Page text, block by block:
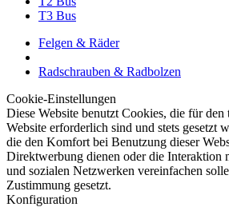
T3 Bus
Felgen & Räder
Radschrauben & Radbolzen
Cookie-Einstellungen
Diese Website benutzt Cookies, die für den
Website erforderlich sind und stets gesetzt
die den Komfort bei Benutzung dieser
Direktwerbung dienen oder die Interaktion
und sozialen Netzwerken vereinfachen
Zustimmung gesetzt.
Konfiguration